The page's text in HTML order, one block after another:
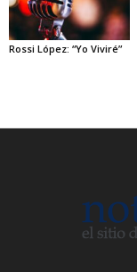
Rossi López: “Yo Viviré”